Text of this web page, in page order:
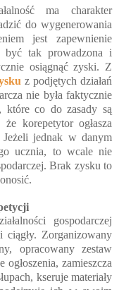
ma charakter
do wygenerowania
jest zapewnienie
być tak prowadzona i
osiągnąć zyski. Z
z podjętych działań
nie była faktycznie
które co do zasady są
korepetytor ogłasza
jednak w danym
ucznia, to wcale nie
Brak zysku to
gospodarczej
Zorganizowany
opracowany zestaw
zamieszcza
kseruje materiały